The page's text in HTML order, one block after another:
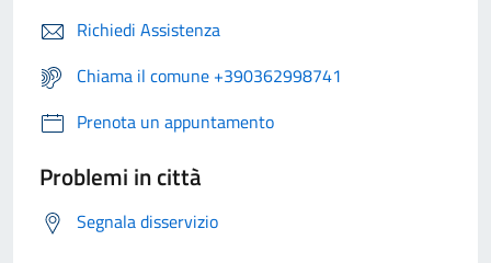
Richiedi Assistenza
Chiama il comune +390362998741
Prenota un appuntamento
Problemi in città
Segnala disservizio